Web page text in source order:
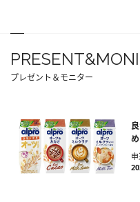
プレゼント＆モニター